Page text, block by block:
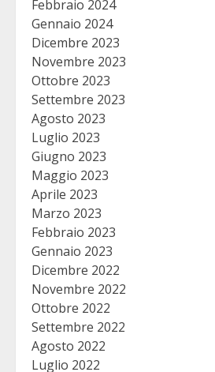
Febbraio 2024
Gennaio 2024
Dicembre 2023
Novembre 2023
Ottobre 2023
Settembre 2023
Agosto 2023
Luglio 2023
Giugno 2023
Maggio 2023
Aprile 2023
Marzo 2023
Febbraio 2023
Gennaio 2023
Dicembre 2022
Novembre 2022
Ottobre 2022
Settembre 2022
Agosto 2022
Luglio 2022